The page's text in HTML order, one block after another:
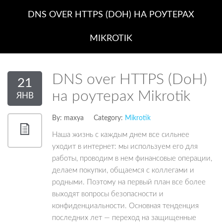
DNS OVER HTTPS (DOH) НА РОУТЕРАХ
MIKROTIK
21
ЯНВ
DNS over HTTPS (DoH)
на роутерах Mikrotik
By: maxya Category: Mikrotik
Наша жизнь с каждым днем все сильнее
уходит в интернет: мы используем его для
работы, проводим в нем финансовые операции,
делаем покупки, общаемся с коллегами и
родными. Поэтому на первый план все более
выходят вопросы безопасности и
конфиденциальности. Основная тенденция
последних лет — переход на защищенные